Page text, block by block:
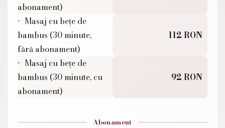
abonament)
Masaj cu bețe de
bambus (30 minute,
fără abonament)
112 RON
Masaj cu bețe de
bambus (30 minute, cu
abonament)
92 RON
Abonament